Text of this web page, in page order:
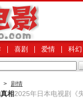
喜剧 爱情 科幻
> 剧情
相2025年日本电视剧《